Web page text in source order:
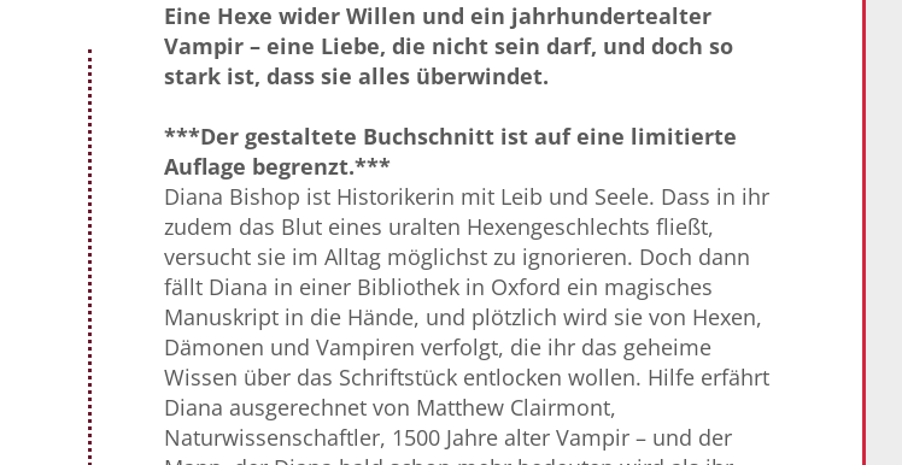
Eine Hexe wider Willen und ein jahrhundertealter
Vampir – eine Liebe, die nicht sein darf, und doch so
stark ist, dass sie alles überwindet.
***Der gestaltete Buchschnitt ist auf eine limitierte
Auflage begrenzt.***
Diana Bishop ist Historikerin mit Leib und Seele. Dass in ihr
zudem das Blut eines uralten Hexengeschlechts fließt,
versucht sie im Alltag möglichst zu ignorieren. Doch dann
fällt Diana in einer Bibliothek in Oxford ein magisches
Manuskript in die Hände, und plötzlich wird sie von Hexen,
Dämonen und Vampiren verfolgt, die ihr das geheime
Wissen über das Schriftstück entlocken wollen. Hilfe erfährt
Diana ausgerechnet von Matthew Clairmont,
Naturwissenschaftler, 1500 Jahre alter Vampir – und der